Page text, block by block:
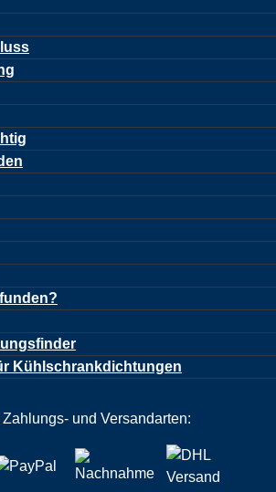
Kühlschrankdichtungen
und Versandarten: